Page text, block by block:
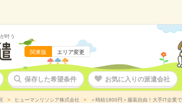
叶う
関東版 エリア変更
保存した希望条件 お気に入りの派遣会社
ヒューマンリソシア株式会社 ＜時給1800円＞服装自由！大手IT企業